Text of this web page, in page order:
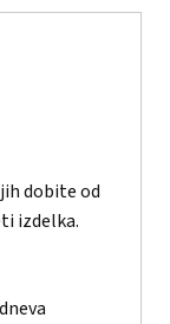
dobite od
izdelka.